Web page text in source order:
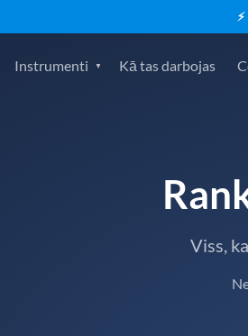
Instrumenti Kā tas darbojas
Viss,